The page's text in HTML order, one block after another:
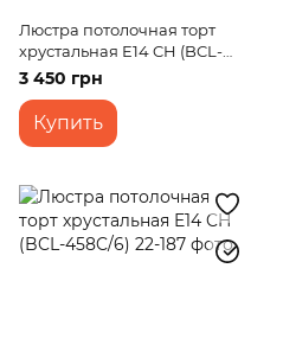
Люстра потолочная торт
хрустальная E14 CH (BCL-
454C/3)
3 450 грн
Купить